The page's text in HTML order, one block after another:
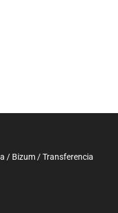
/ Bizum / Transferencia